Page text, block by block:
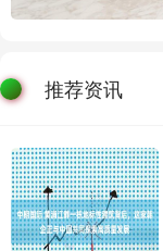
推荐资讯